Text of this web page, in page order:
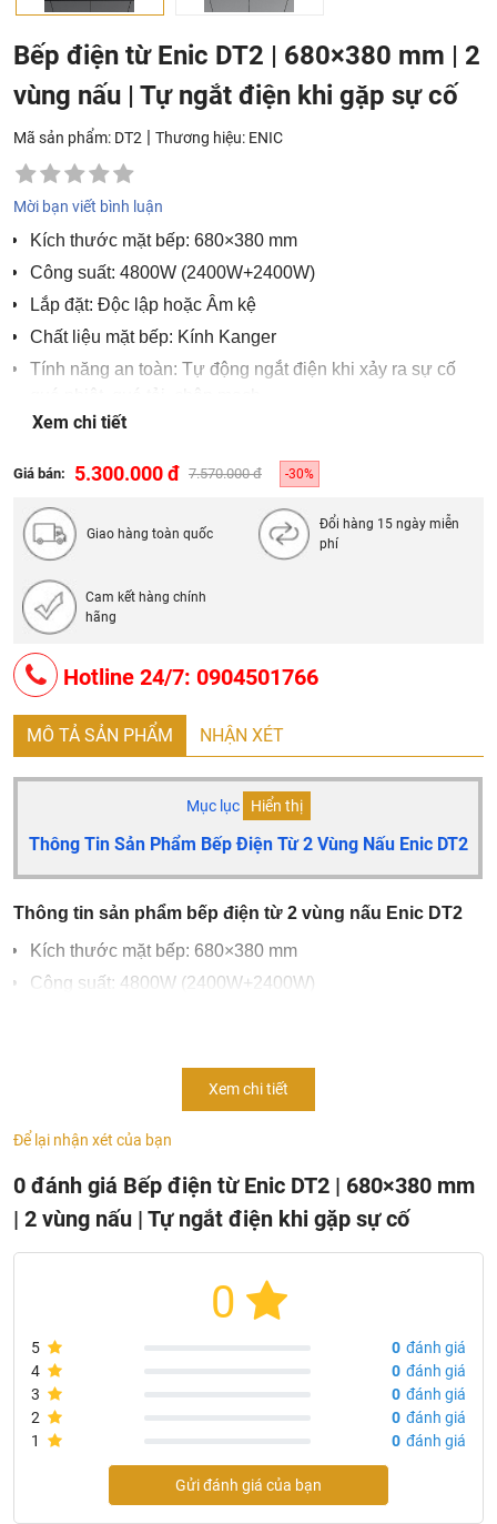
Bếp điện từ Enic DT2 | 680×380 mm | 2
vùng nấu | Tự ngắt điện khi gặp sự cố
Mã sản phẩm: DT2 | Thương hiệu: ENIC
Mời bạn viết bình luận
Kích thước mặt bếp: 680×380 mm
Công suất: 4800W (2400W+2400W)
Lắp đặt: Độc lập hoặc Âm kệ
Chất liệu mặt bếp: Kính Kanger
Tính năng an toàn: Tự động ngắt điện khi xảy ra sự cố
Khoá trẻ em
Điều chỉnh tăng giảm nhiệt
Chọn các chức năng: Đun nước, nấu súp, chiên, xào,
nấu lẩu tùy thích
Xem chi tiết
Giá bán: 5.300.000 đ 7.570.000 đ -30%
Giao hàng toàn quốc
Đổi hàng 15 ngày miễn
phí
Cam kết hàng chính
hãng
Hotline 24/7: 0904501766
MÔ TẢ SẢN PHẨM NHẬN XÉT
Mục lục Hiển thị
Thông Tin Sản Phẩm Bếp Điện Từ 2 Vùng Nấu Enic DT2
Thông tin sản phẩm bếp điện từ 2 vùng nấu Enic DT2
Kích thước mặt bếp: 680×380 mm
Công suất: 4800W (2400W+2400W)
Tính năng an toàn: Tự động ngắt điện khi xảy ra sự cố
Khoá trẻ em
Điều khiển cảm ứng
Điều chỉnh tăng giảm nhiệt
Xem chi tiết
Để lại nhận xét của bạn
0 đánh giá Bếp điện từ Enic DT2 | 680×380 mm
| 2 vùng nấu | Tự ngắt điện khi gặp sự cố
0
5 0 đánh giá
4
0 đánh giá
3
0 đánh giá
2
0 đánh giá
1
0 đánh giá
Gửi đánh giá của bạn